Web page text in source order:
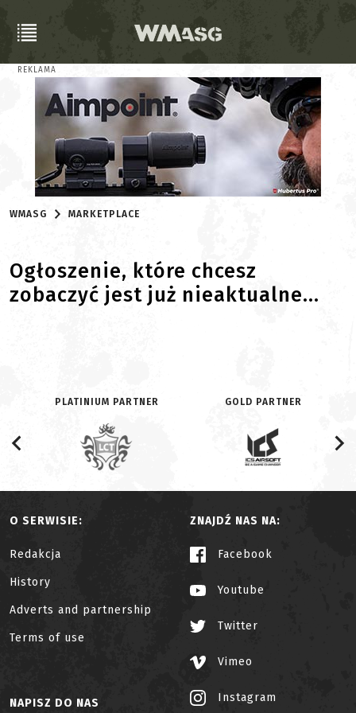
REKLAMA
WMASG MARKETPLACE
Ogłoszenie, które chcesz
zobaczyć jest już nieaktualne...
PLATINIUM PARTNER GOLD PARTNER
O SERWISIE:
Redakcja
History
Adverts and partnership
Terms of use
ZNAJDŹ NAS NA:
Facebook
Youtube
Twitter
Vimeo
Instagram
NAPISZ DO NAS